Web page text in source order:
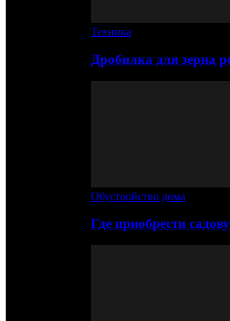
Техника
Дробилка для зерна
Обустройство дома
Где приобрести